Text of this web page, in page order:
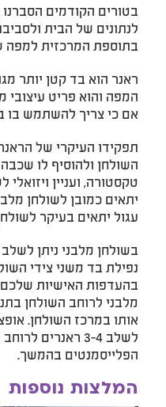
בטורים הקודמים
לנתונים של הבית
בתוספת המרכזית למפה
ראנר הוא בד קטן יותר
המפה והוא פריט
אם כי צריך להשתמש בו
תפקידו העיקרי של
השולחן ולהוסיף לו
טקסטורה, ועניין
יתאים כמובן לשולחן
עגול יתאים בעיקר
בשולחן מלבני ניתן
נפילת בד משני צידי
בהעדפות האישיות
מלבני לרוחב השולחן
אותו במרכז השולחן.
לשלב 3-4
הפלייסמנטים בהמשך.
המלצות נוספות